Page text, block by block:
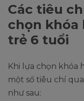
Các tiêu
chọn khóa
trẻ 6 tuổi
Khi lựa chọn khóa
một số tiêu chí
như sau: